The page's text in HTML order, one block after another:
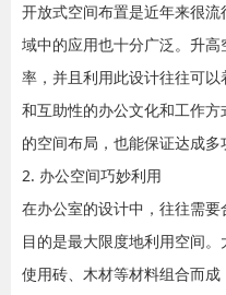
开放式空间布置是近年来很流
域中的应用也十分广泛。升
率，并且利用此设计往往可
和互助性的办公文化和工作
的空间布局，也能保证达成多
2. 办公空间巧妙利用
在办公室的设计中，往往需要
目的是最大限度地利用空间
使用砖、木材等材料组合而